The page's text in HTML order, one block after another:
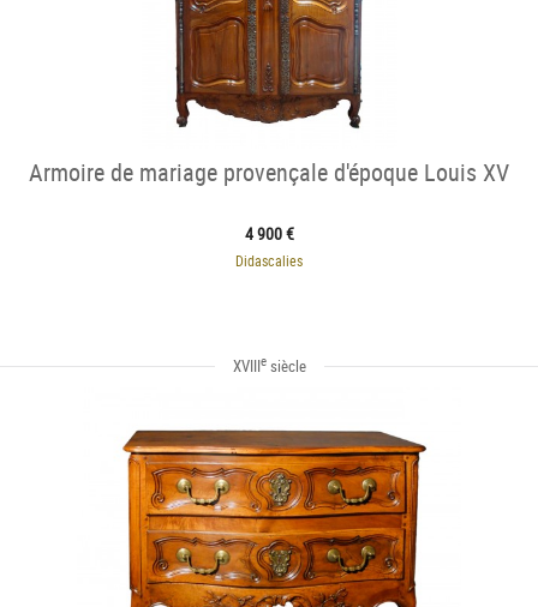
Armoire de mariage provençale d'époque Louis XV
4 900 €
Didascalies
XVIIIesiècle